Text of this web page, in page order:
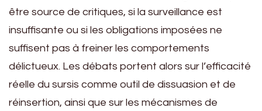
être source de critiques, si la surveillance est
insuffisante ou si les obligations imposées ne
suffisent pas à freiner les comportements
délictueux. Les débats portent alors sur l’efficacité
réelle du sursis comme outil de dissuasion et de
réinsertion, ainsi que sur les mécanismes de